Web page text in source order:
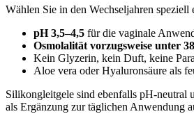
Wählen Sie in den Wechseljahren speziell
pH 3,5–4,5 für die vaginale
Osmolalität vorzugsweise unter
Kein Glyzerin, kein Duft, keine
Aloe vera oder Hyaluronsäure als
Silikongleitgele sind ebenfalls pH-neutral
als Ergänzung zur täglichen Anwendung